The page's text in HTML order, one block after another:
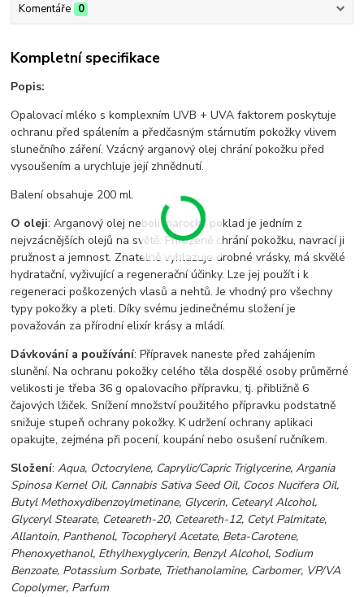
Komentáře 0
Kompletní specifikace
Popis:
Opalovací mléko s komplexním UVB + UVA faktorem poskytuje
ochranu před spálením a předčasným stárnutím pokožky vlivem
slunečního záření. Vzácný arganový olej chrání pokožku před
vysoušením a urychluje její zhnědnutí.
Balení obsahuje 200 ml.
O oleji: Arganový olej neboli marocký poklad je jedním z
nejvzácnějších olejů na světě. Přirozeně chrání pokožku, navrací ji
pružnost a jemnost. Znatelně vyhlazuje drobné vrásky, má skvělé
hydratační, vyživující a regenerační účinky. Lze jej použít i k
regeneraci poškozených vlasů a nehtů. Je vhodný pro všechny
typy pokožky a pleti. Díky svému jedinečnému složení je
považován za přírodní elixír krásy a mládí.
Dávkování a používání: Přípravek naneste před zahájením
slunění. Na ochranu pokožky celého těla dospělé osoby průměrné
velikosti je třeba 36 g opalovacího přípravku, tj. přibližně 6
čajových lžiček. Snížení množství použitého přípravku podstatně
snižuje stupeň ochrany pokožky. K udržení ochrany aplikaci
opakujte, zejména při pocení, koupání nebo osušení ručníkem.
Složení:Aqua, Octocrylene, Caprylic/Capric Triglycerine, Argania
Spinosa Kernel Oil, Cannabis Sativa Seed Oil, Cocos Nucifera Oil,
Butyl Methoxydibenzoylmetinane, Glycerin, Cetearyl Alcohol,
Glyceryl Stearate, Ceteareth-20, Ceteareth-12, Cetyl Palmitate,
Allantoin, Panthenol, Tocopheryl Acetate, Beta-Carotene,
Phenoxyethanol, Ethylhexyglycerin, Benzyl Alcohol, Sodium
Benzoate, Potassium Sorbate, Triethanolamine, Carbomer, VP/VA
Copolymer, Parfum